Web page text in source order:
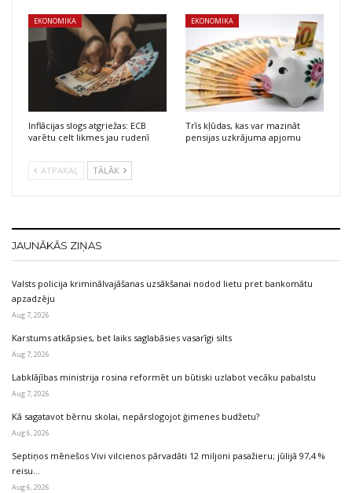
EKONOMIKA
Inflācijas slogs atgriežas: ECB
varētu celt likmes jau rudenī
EKONOMIKA
Trīs kļūdas, kas var mazināt
pensijas uzkrājuma apjomu
ATPAKAĻ TĀLĀK
JAUNĀKĀS ZIŅAS
Valsts policija kriminālvajāšanas uzsākšanai nodod lietu pret bankomātu
apzadzēju
Aug 7, 2026
Karstums atkāpsies, bet laiks saglabāsies vasarīgi silts
Aug 7, 2026
Labklājības ministrija rosina reformēt un būtiski uzlabot vecāku pabalstu
Aug 7, 2026
Kā sagatavot bērnu skolai, nepārslogojot ģimenes budžetu?
Aug 6, 2026
Septiņos mēnešos Vivi vilcienos pārvadāti 12 miljoni pasažieru; jūlijā 97,4 %
reisu…
Aug 6, 2026